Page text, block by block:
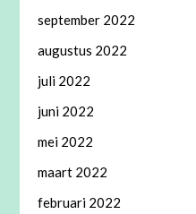
september 2022
augustus 2022
juli 2022
juni 2022
mei 2022
maart 2022
februari 2022